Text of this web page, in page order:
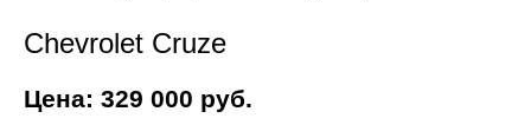
Chevrolet Cruze
Цена: 329 000 руб.